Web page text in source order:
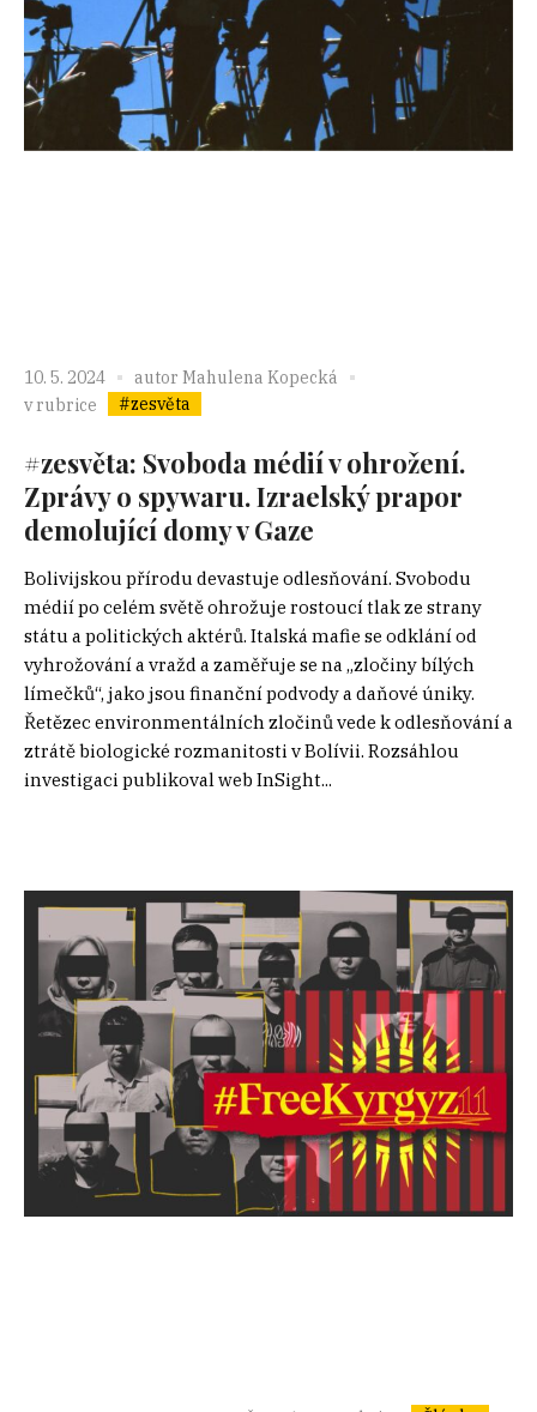
10. 5. 2024 autor Mahulena Kopecká
v rubrice
#zesvěta
#zesvěta: Svoboda médií v ohrožení.
Zprávy o spywaru. Izraelský prapor
demolující domy v Gaze
Bolivijskou přírodu devastuje odlesňování. Svobodu
médií po celém světě ohrožuje rostoucí tlak ze strany
státu a politických aktérů. Italská mafie se odklání od
vyhrožování a vražd a zaměřuje se na „zločiny bílých
límečků“, jako jsou finanční podvody a daňové úniky.
Řetězec environmentálních zločinů vede k odlesňování a
ztrátě biologické rozmanitosti v Bolívii. Rozsáhlou
investigaci publikoval web InSight...